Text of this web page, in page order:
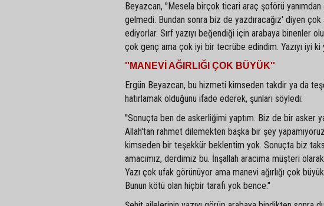
Beyazcan, ''Mesela birçok ticari araç şoförü
gelmedi. Bundan sonra biz de yazdıracağız' diyen
ediyorlar. Sırf yazıyı beğendiği için arabaya binenler
çok genç ama çok iyi bir tecrübe edindim. Yazıyı iyi ki
''MANEVİ AĞIRLIĞI ÇOK BÜYÜK''
Ergün Beyazcan, bu hizmeti kimseden takdir ya da
hatırlamak olduğunu ifade ederek, şunları söyledi:
''Sonuçta ben de askerliğimi yaptım. Biz de bir asker
Allah'tan rahmet dilemekten başka bir şey
kimseden bir teşekkür beklentim yok. Sonuçta biz
amacımız, derdimiz bu. İnşallah aracıma müşteri
Yazı çok ufak görünüyor ama manevi ağırlığı çok
Bunun kötü olan hiçbir tarafı yok bence.''